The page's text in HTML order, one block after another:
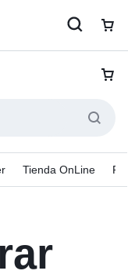
Tienda OnLine